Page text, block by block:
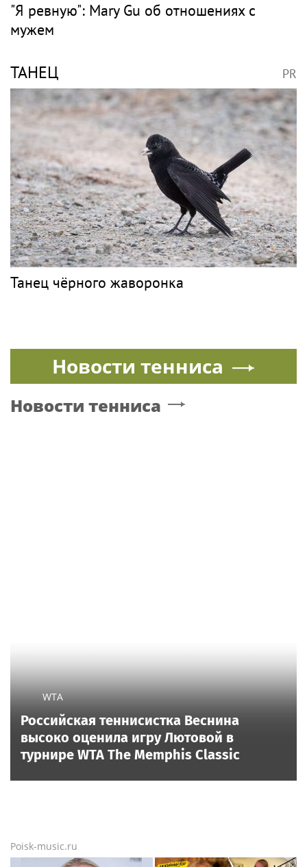
"Я ревную": Mary Gu об отношениях с
мужем
ТАНЕЦ PR
Танец чёрного жаворонка
Новости тенниса
Новости тенниса
WTA
Российская теннисистка Веснина
высоко оценила игру Лютовой в
турнире WTA The Memphis Classic
Poisk-music.ru